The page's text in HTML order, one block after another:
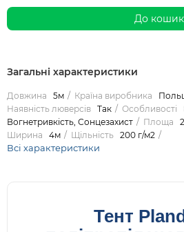
До
Загальні характеристики
Довжина 5м Країна виробника
Наявність люверсів Так Особливості
Вогнетривкість, Сонцезахист
Площа
Ширина
4м Щільність 200 г/м2
Всі характеристики
Тент